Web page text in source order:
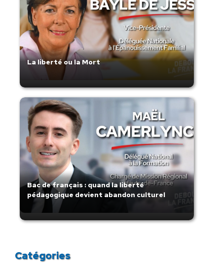
La liberté ou la Mort
Bac de français : quand la liberté
pédagogique devient abandon culturel
Catégories